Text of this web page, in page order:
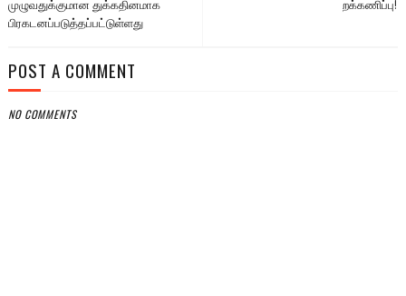
றக்­க­ணிப்பு!
முழுவதுக்குமான துக்கதினமாக
பிரகடனப்படுத்தப்பட்டுள்ளது
POST A COMMENT
NO COMMENTS